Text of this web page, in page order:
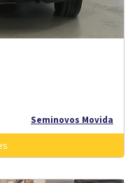
Seminovos Movida